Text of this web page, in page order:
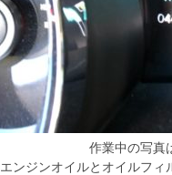
作業中の写真
エンジンオイルとオイルフ